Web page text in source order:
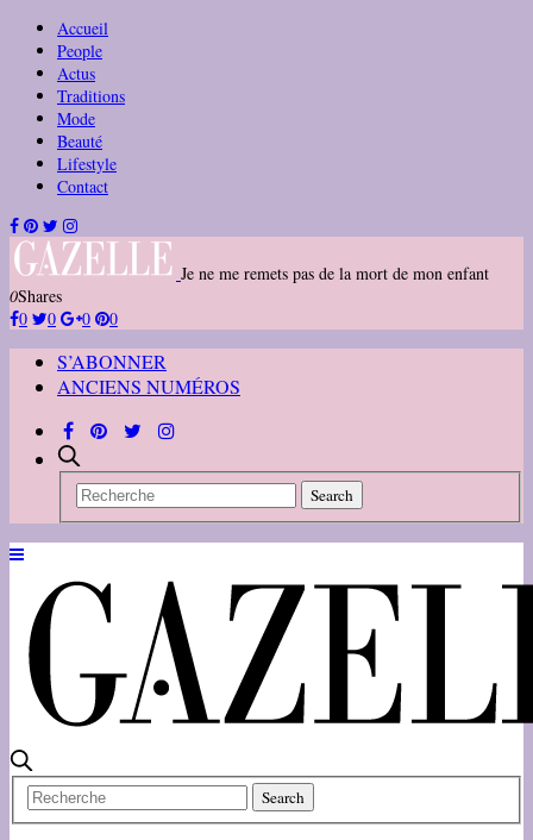
Accueil
People
Actus
Traditions
Mode
Beauté
Lifestyle
Contact
Je ne me remets pas de la mort de mon enfant
0Shares
0
0 0 0
S’ABONNER
ANCIENS NUMÉROS